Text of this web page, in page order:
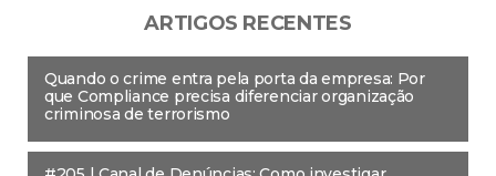
ARTIGOS RECENTES
Quando o crime entra pela porta da empresa: Por
que Compliance precisa diferenciar organização
criminosa de terrorismo